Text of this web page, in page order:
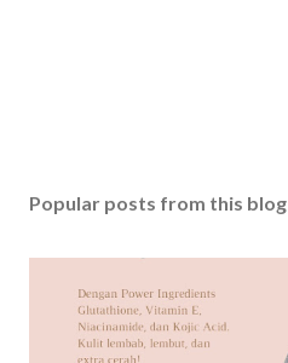
Popular posts from this blog